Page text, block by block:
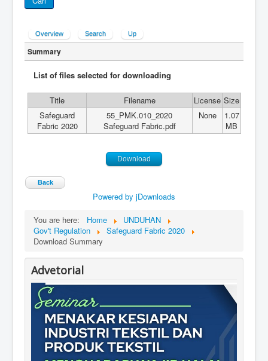
Overview Search Up
Summary
List of files selected for downloading
Title Filename License Size
Safeguard
Fabric 2020
55_PMK.010_2020
Safeguard Fabric.pdf
None
1.07
MB
Download
Back
Powered by jDownloads
You are here: Home
UNDUHAN
Gov't Regulation
Safeguard Fabric 2020
Download Summary
Advetorial